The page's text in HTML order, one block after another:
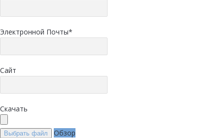
Электронной Почты*
Сайт
Скачать
Выбрать файл
Обзор